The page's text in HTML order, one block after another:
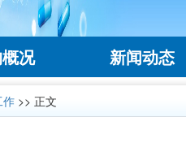
况 新闻动态
作 >> 正文